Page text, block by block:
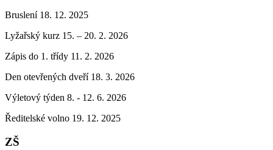
Bruslení 18. 12. 2025
Lyžařský kurz 15. – 20. 2. 2026
Zápis do 1. třídy 11. 2. 2026
Den otevřených dveří 18. 3. 2026
Výletový týden 8. - 12. 6. 2026
Ředitelské volno 19. 12. 2025
ZŠ